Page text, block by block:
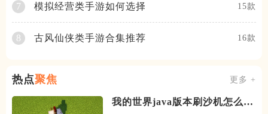
7 模拟经营类手游如何选择 15款
8 古风仙侠类手游合集推荐 16款
热点聚焦 更多 +
我的世界java版本刷沙机怎么建